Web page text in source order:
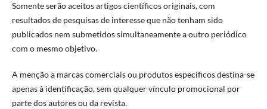
Somente serão aceitos artigos científicos originais, com
resultados de pesquisas de interesse que não tenham sido
publicados nem submetidos simultaneamente a outro periódico
com o mesmo objetivo.
A menção a marcas comerciais ou produtos específicos destina-se
apenas à identificação, sem qualquer vínculo promocional por
parte dos autores ou da revista.